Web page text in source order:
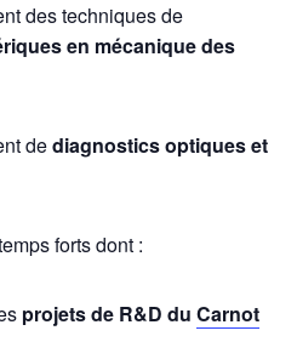
des techniques de
en mécanique des
dediagnostics optiques et
forts dont :
projets de R&D du Carnot